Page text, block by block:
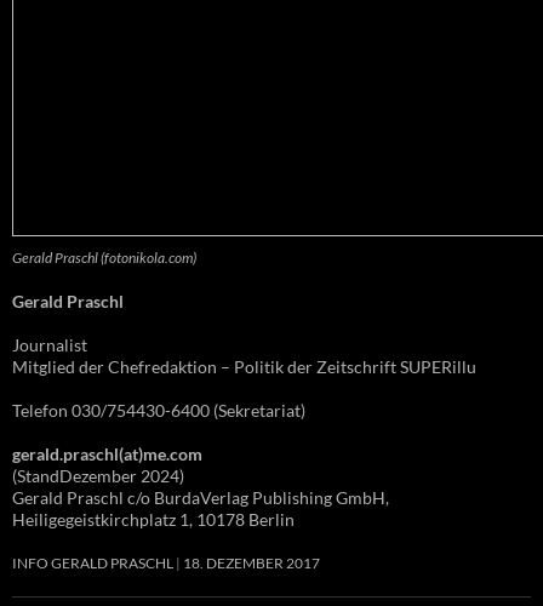
Gerald Praschl (fotonikola.com)
Gerald Praschl
Journalist
Mitglied der Chefredaktion – Politik der Zeitschrift SUPERillu
Telefon 030/754430-6400 (Sekretariat)
gerald.praschl(at)me.com
(StandDezember 2024)
Gerald Praschl c/o BurdaVerlag Publishing GmbH,
Heiligegeistkirchplatz 1, 10178 Berlin
INFO GERALD PRASCHL 18. DEZEMBER 2017